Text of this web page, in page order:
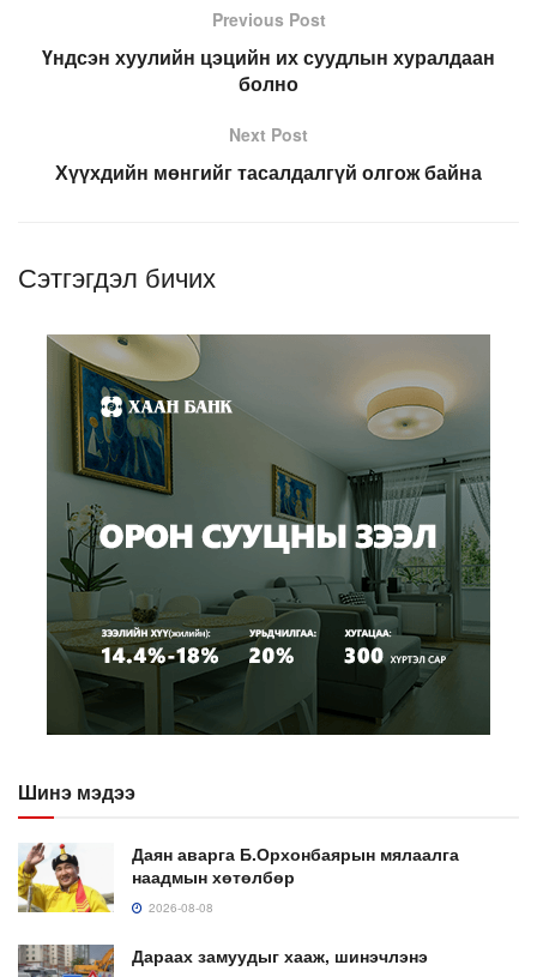
Previous Post
Үндсэн хуулийн цэцийн их суудлын хуралдаан
болно
Next Post
Хүүхдийн мөнгийг тасалдалгүй олгож байна
Сэтгэгдэл бичих
Шинэ мэдээ
Даян аварга Б.Орхонбаярын мялаалга
наадмын хөтөлбөр
2026-08-08
Дараах замуудыг хааж, шинэчлэнэ